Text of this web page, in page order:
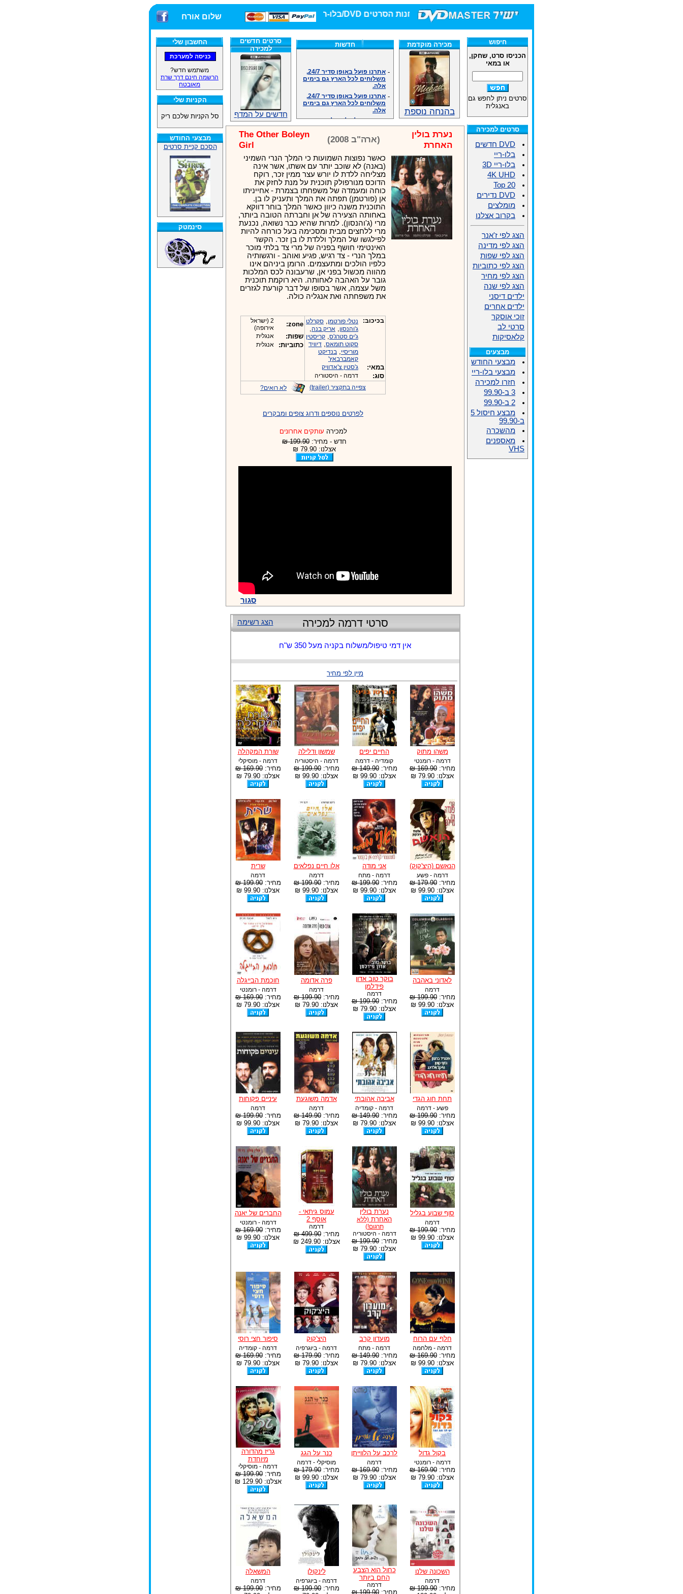
חנות הסרטים DVD/בלו-ריי/3D הגדולה ביותר! שלום אורח
החשבון שלי
משתמש חדש?
הרשמה חינם דרך שרת
מאובטח
הקניות שלי
סל הקניות שלכם ריק
מבצעי החודש
הסכם קניית סרטים
סינמטק
מכירה מוקדמת
בהנחה נוספת
חדשות
משלוחים לכל הארץ גם בימים
אלה.
משלוחים לכל הארץ גם בימים
אלה.
אנחנו כאן לכול שאלה וזמינים
במענה הטלפוני שלנו.ובמייל
.האתר לרשותכם פעיל 24/7
מענה טלפוני: 09-7652392
צוות דיוידי מאסטר ישיר.
זמינים במייל ובטלפון. האתר
לרשותכם פעיל 24/7
צוות דיוידי מאסטר ישיר.
אנחנו כאן לכול שאלה וזמינים
במענה הטלפוני שלנו.ובמייל
.האתר לרשותכם 24/7
מענה טלפוני: 09-7652392
צוות דיוידי מאסטר ישיר.
סרטים חדשים
למכירה
חדשים על המדף
נערת בולין
האחרת
(ארה"ב 2008)
The Other Boleyn
Girl
כאשר נפוצות השמועות כי המלך הנרי השמיני
(באנה) לא שוכב יותר עם אשתו, אשר אינה
מצליחה ללדת לו יורש עצר ממין זכר, רוקח
הדוכס מנורפולק תוכנית על מנת לחזק את
כוחה ומעמדה של משפחתו בצמרת - אחייניתו
אן (פורטמן) תפתה את המלך ותעניק לו בן.
התוכנית משנה כיוון כאשר המלך בוחר דווקא
באחותה הצעירה של אן וחברתה הטובה ביותר,
מרי (ג'והנסון). למרות שהיא כבר נשואה, נכנעת
מרי ללחצים מבית ומסכימה בעל כורחה להיות
לפילגשו של המלך וללדת לו בן זכר. הקשר
האינטימי חושף בפניה של מרי צד בלתי מוכר
במלך הנרי - צד רגיש, פגיע ואוהב - ורגשותיה
כלפיו הולכים ומתעצמים. הרומן ביניהם אינו
מהווה מכשול בפני אן, שרעבונה לכס המלכות
גובר על האהבה לאחותה. היא רוקמת תוכנית
משל עצמה, אשר בסופו של דבר קורעת לגזרים
את משפחתה ואת אנגליה כולה.
בכיכוב: נטלי פורטמן, סקרלט
ג'והנסון, אריק בנה,
ג'ים סטרג'ס, קריסטין
סקוט תומאס, דיוויד
מוריסיי, בנדיקט
קאמברבאץ'
במאי: ג'סטין צ'אדוויק
סוג: דרמה - היסטוריה
zone:
2 (ישראל
אירופה)
שפות: אנגלית
כתוביות: אנגלית
צפייה בתקציר (trailer) לא רואים?
לפרטים נוספים ודרוג צופים ומבקרים
למכירה עותקים אחרונים
חדש - מחיר: 199.90 ₪
אצלנו: 79.90 ₪
סגור
הצג רשימה סרטי דרמה למכירה
אין דמי טיפול/משלוח בקניה מעל 350 ש"ח
מיין לפי מחיר
משהו מתוק
דרמה - רומנטי
מחיר:169.90 ₪
אצלנו: 79.90 ₪
החיים יפים
קומדיה - דרמה
מחיר:149.90 ₪
אצלנו: 99.90 ₪
שמשון ודלילה
דרמה - היסטוריה
מחיר:199.90 ₪
אצלנו: 99.90 ₪
שורת המקהלה
דרמה - מוסיקלי
מחיר:169.90 ₪
אצלנו: 79.90 ₪
הנאשם (היצ'קוק)
דרמה - פשע
מחיר:179.90 ₪
אצלנו: 99.90 ₪
אני מודה
דרמה - מתח
מחיר:199.90 ₪
אצלנו: 99.90 ₪
אלו חיים נפלאים
דרמה
מחיר:199.90 ₪
אצלנו: 99.90 ₪
שרית
דרמה
מחיר:199.90 ₪
אצלנו: 99.90 ₪
לאדוני באהבה
דרמה
מחיר:199.90 ₪
אצלנו: 99.90 ₪
בוקר טוב אדון
פידלמן
דרמה
מחיר:199.90 ₪
אצלנו: 79.90 ₪
פרה אדומה
דרמה
מחיר:199.90 ₪
אצלנו: 79.90 ₪
חוכמת הבייגלה
דרמה - רומנטי
מחיר:169.90 ₪
אצלנו: 79.90 ₪
תחת חוג הגדי
פשע - דרמה
מחיר:199.90 ₪
אצלנו: 99.90 ₪
אביבה אהובתי
דרמה - קומדיה
מחיר:149.90 ₪
אצלנו: 79.90 ₪
אדמה משוגעת
דרמה
מחיר:149.90 ₪
אצלנו: 79.90 ₪
עיניים פקוחות
דרמה
מחיר:199.90 ₪
אצלנו: 99.90 ₪
סוף שבוע בגליל
דרמה
מחיר:199.90 ₪
אצלנו: 99.90 ₪
נערת בולין
האחרת (ללא
תרגום!)
דרמה - היסטוריה
מחיר:199.90 ₪
אצלנו: 79.90 ₪
עמוס גיתאי -
אוסף 2
דרמה
מחיר:499.90 ₪
אצלנו: 249.90 ₪
החברים של יאנה
דרמה - רומנטי
מחיר:169.90 ₪
אצלנו: 99.90 ₪
חלף עם הרוח
דרמה - מלחמה
מחיר:169.90 ₪
אצלנו: 99.90 ₪
מועדון קרב
דרמה - מתח
מחיר:149.90 ₪
אצלנו: 79.90 ₪
היצ'קוק
דרמה - ביוגרפיה
מחיר:179.90 ₪
אצלנו: 79.90 ₪
סיפור חצי רוסי
דרמה - קומדיה
מחיר:169.90 ₪
אצלנו: 79.90 ₪
בקול גדול
דרמה - רומנטי
מחיר:169.90 ₪
אצלנו: 79.90 ₪
לרכב על הלווייתן
דרמה
מחיר:169.90 ₪
אצלנו: 79.90 ₪
כנר על הגג
מוסיקלי - דרמה
מחיר:179.90 ₪
אצלנו: 99.90 ₪
גריז מהדורה
מיוחדת
דרמה - מוסיקלי
מחיר:199.90 ₪
אצלנו: 129.90 ₪
השכונה שלנו
דרמה
מחיר:199.90 ₪
כחול הוא הצבע
החם ביותר
דרמה
מחיר:199.90 ₪
לינקולן
דרמה - ביוגרפיה
מחיר:199.90 ₪
המשאלה
דרמה
מחיר:199.90 ₪
חיפוש
הכניסו סרט, שחקן,
או במאי
סרטים ניתן לחפש גם
באנגלית
סרטים למכירה
DVD חדשים
בלו-ריי
בלו-ריי 3D
4K UHD
Top 20
DVD נדירים
מומלצים
בקרוב אצלנו
הצג לפי ז'אנר
הצג לפי מדינה
הצג לפי שפות
הצג לפי כתוביות
הצג לפי מחיר
הצג לפי שנה
ילדים דיסני
ילדים אחרים
זוכי אוסקר
סרטי לב
קלאסיקות
מבצעים
מבצעי החודש
מבצעי בלו-ריי
חזרו למכירה
3 ב-99.90
2 ב-99.90
מבצע חיסול 5
ב-99.90
מהשכרה
מאספנים
VHS